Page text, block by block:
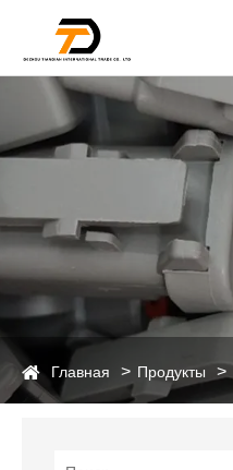
Главная Продукты